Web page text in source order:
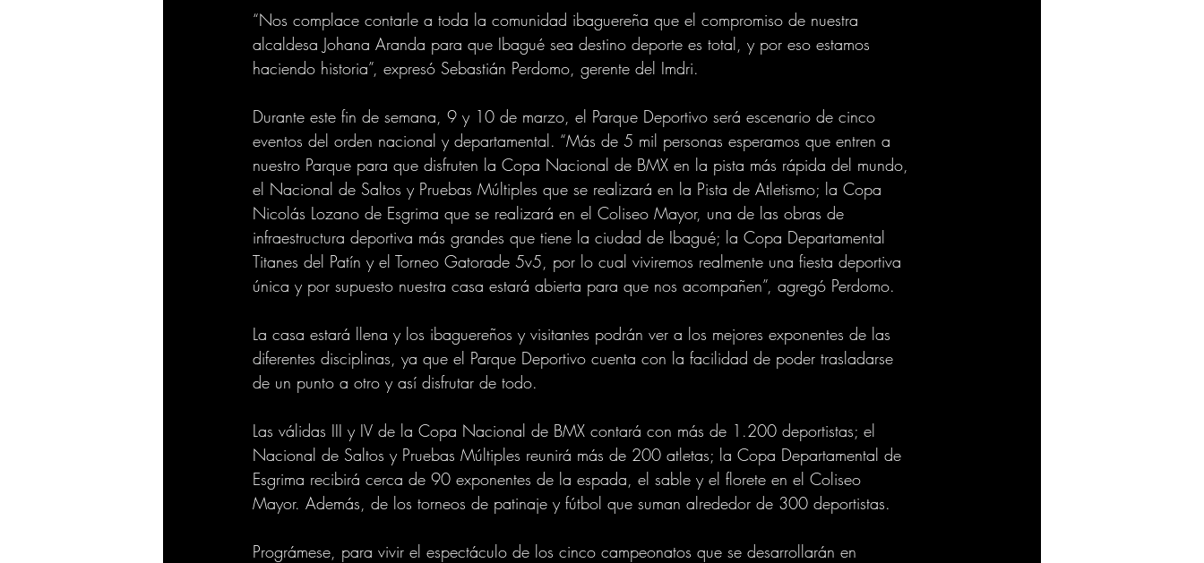
“Nos complace contarle a toda la comunidad ibaguereña que el compromiso de nuestra
alcaldesa Johana Aranda para que Ibagué sea destino deporte es total, y por eso estamos
haciendo historia”, expresó Sebastián Perdomo, gerente del Imdri.
Durante este fin de semana, 9 y 10 de marzo, el Parque Deportivo será escenario de cinco
eventos del orden nacional y departamental. “Más de 5 mil personas esperamos que entren a
nuestro Parque para que disfruten la Copa Nacional de BMX en la pista más rápida del mundo,
el Nacional de Saltos y Pruebas Múltiples que se realizará en la Pista de Atletismo; la Copa
Nicolás Lozano de Esgrima que se realizará en el Coliseo Mayor, una de las obras de
infraestructura deportiva más grandes que tiene la ciudad de Ibagué; la Copa Departamental
Titanes del Patín y el Torneo Gatorade 5v5, por lo cual viviremos realmente una fiesta deportiva
única y por supuesto nuestra casa estará abierta para que nos acompañen”, agregó Perdomo.
La casa estará llena y los ibaguereños y visitantes podrán ver a los mejores exponentes de las
diferentes disciplinas, ya que el Parque Deportivo cuenta con la facilidad de poder trasladarse
de un punto a otro y así disfrutar de todo.
Las válidas III y IV de la Copa Nacional de BMX contará con más de 1.200 deportistas; el
Nacional de Saltos y Pruebas Múltiples reunirá más de 200 atletas; la Copa Departamental de
Esgrima recibirá cerca de 90 exponentes de la espada, el sable y el florete en el Coliseo
Mayor. Además, de los torneos de patinaje y fútbol que suman alrededor de 300 deportistas.
Prográmese, para vivir el espectáculo de los cinco campeonatos que se desarrollarán en